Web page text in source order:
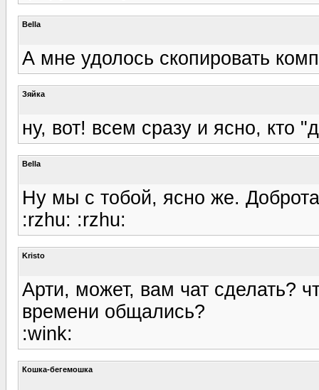
Bella
А мне удолось скопировать
Зяйка
ну, вот! всем сразу и ясно, кто
Bella
Ну мы с тобой, ясно же.
:rzhu: :rzhu:
Kristo
Арти, может, вам чат сделать?
времени общались?
:wink:
Кошка-бегемошка